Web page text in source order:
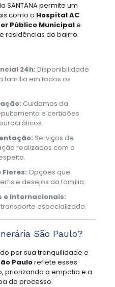
SANTANA permite um
como o Hospital AC
Público Municipale
residências do bairro.
24h: Disponibilidade
família em todos os
Cuidamos da
e certidões
Serviços de
realizados com o
Opções que
e desejos da família.
e Internacionais:
especializado.
São Paulo?
por sua tranquilidade e
Pauloreflete esses
priorizando a empatia e a
do processo.